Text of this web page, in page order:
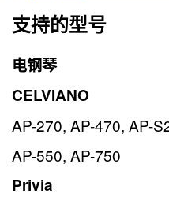
支持的型号
电钢琴
CELVIANO
AP-270, AP-470, AP-
AP-550, AP-750
Privia